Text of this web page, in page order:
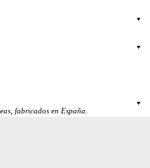
fabricados en España.